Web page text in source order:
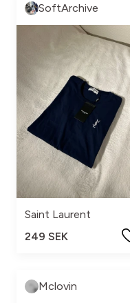
SoftArchive
Saint Laurent
249 SEK
Mclovin